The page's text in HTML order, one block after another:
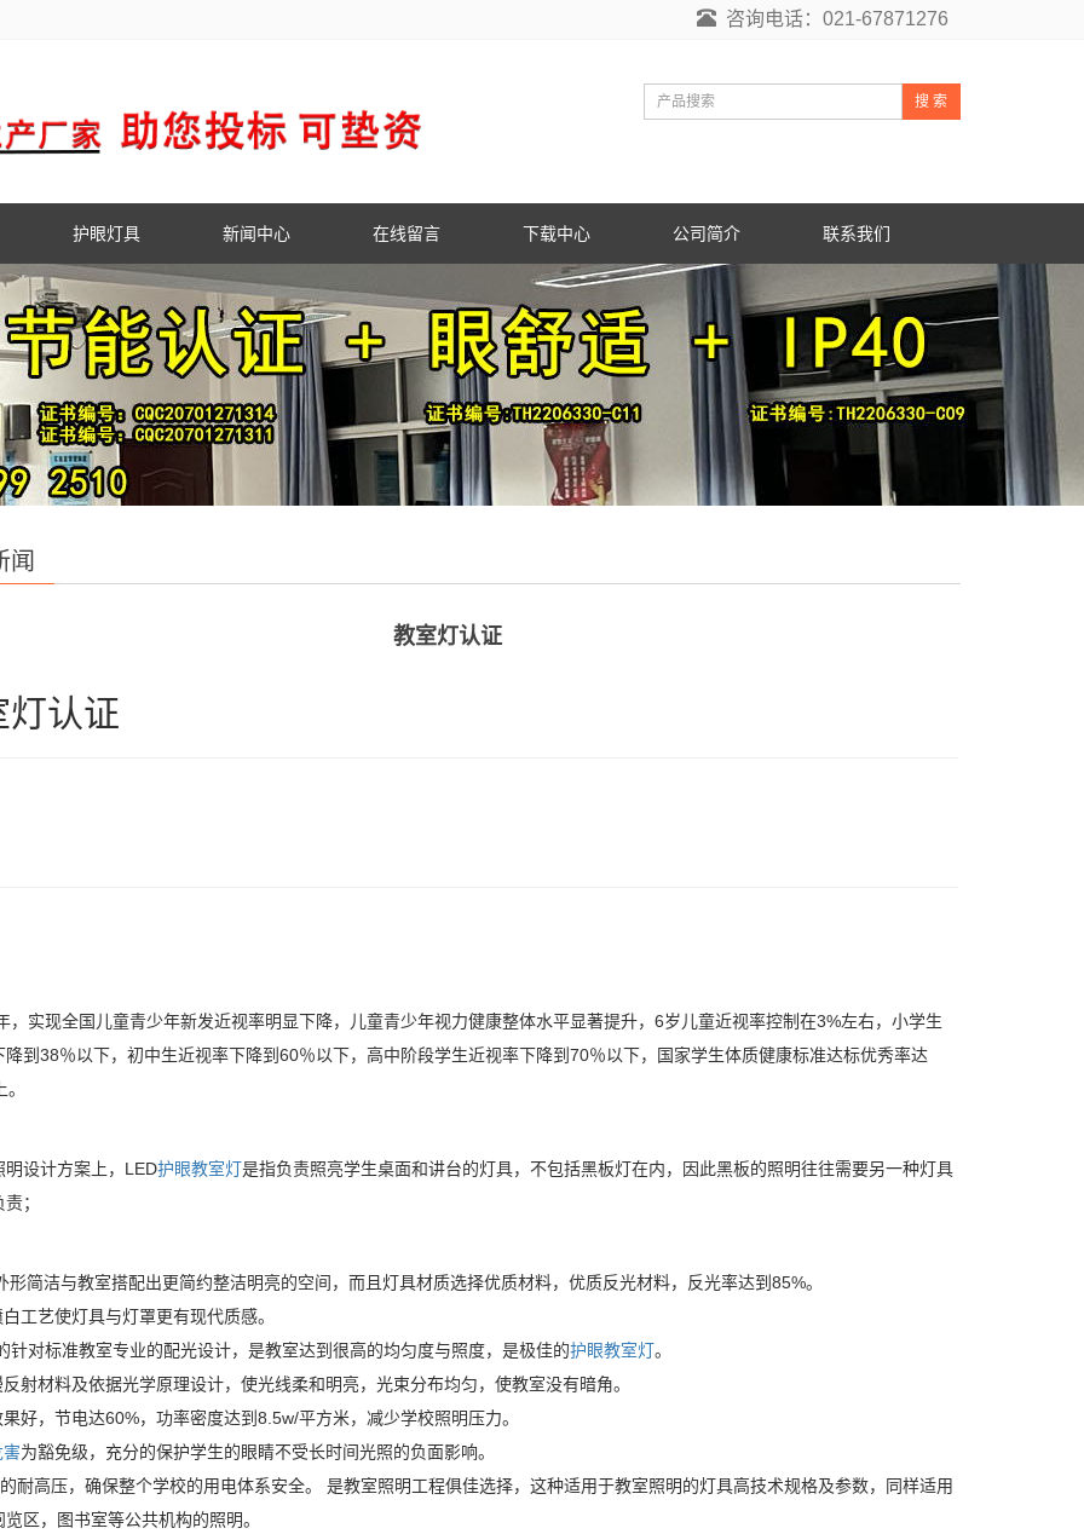
咨询电话：021-67871276
搜 索
护眼灯具 新闻中心 在线留言 下载中心 公司简介 联系我们
闻
教室灯认证
灯认证
，实现全国儿童青少年新发近视率明显下降，儿童青少年视力健康整体水平显著提升，6岁儿童近视率控制在3%左右，小学生
降到38％以下，初中生近视率下降到60％以下，高中阶段学生近视率下降到70％以下，国家学生体质健康标准达标优秀率达
明设计方案上，LED护眼教室灯是指负责照亮学生桌面和讲台的灯具，不包括黑板灯在内，因此黑板的照明往往需要另一种灯具
；
形简洁与教室搭配出更简约整洁明亮的空间，而且灯具材质选择优质材料，优质反光材料，反光率达到85%。
工艺使灯具与灯罩更有现代质感。
针对标准教室专业的配光设计，是教室达到很高的均匀度与照度，是极佳的护眼教室灯。
射材料及依据光学原理设计，使光线柔和明亮，光束分布均匀，使教室没有暗角。
好，节电达60%，功率密度达到8.5w/平方米，减少学校照明压力。
为豁免级，充分的保护学生的眼睛不受长时间光照的负面影响。
耐高压，确保整个学校的用电体系安全。 是教室照明工程俱佳选择，这种适用于教室照明的灯具高技术规格及参数，同样适用
区，图书室等公共机构的照明。